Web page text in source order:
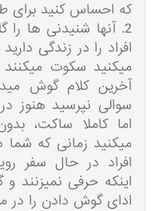
که احساس کنید برای
2. آنها شنیدنی ها
افراد را در زندگی
میکنید سکوت
آخرین کلام گوش
سوالی نپرسید
اما کاملا ساکت،
میکنید زمانی که
افراد در حال سفر
اینکه حرفی نمیزنند
ادای گوش دادن را در